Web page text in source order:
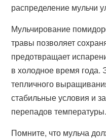
распределение мульчи
Мульчирование
травы позволяет
предотвращает
в холодное время года.
тепличного
стабильные условия и
перепадов температуры.
Помните, что мульча